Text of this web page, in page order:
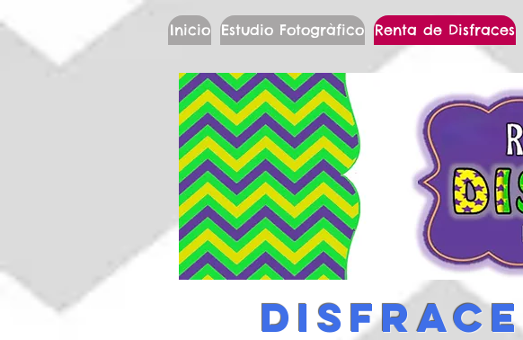
Inicio Estudio Fotogràfico Renta de Disfraces